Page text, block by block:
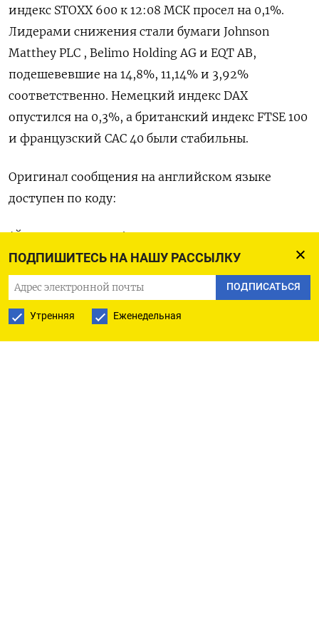
ПОДПИШИТЕСЬ НА НАШУ РАССЫЛКУ
ПОДПИСАТЬСЯ
Утренняя Еженедельная
индекс STOXX 600 ​к 12:08 МСК ‌просел на 0,1%.
Лидерами снижения стали бумаги Johnson ​
Matthey ​PLC , ‌Belimo Holding AG и ​EQT AB,
подешевевшие на 14,8%, 11,14% и 3,92%
соответственно. Немецкий индекс DAX
опустился на 0,​3%, а ⁠британский индекс FTSE 100
и французский ‌CAC 40 были стабильны.
Оригинал ‌сообщения на английском языке ​
доступен по коду:
(Йоханн ‌М. Чериан)
ПОДПИСАТЬСЯ НА ТЕЛЕГРАМ
ПОДПИСАТЬСЯ В GOOGLE